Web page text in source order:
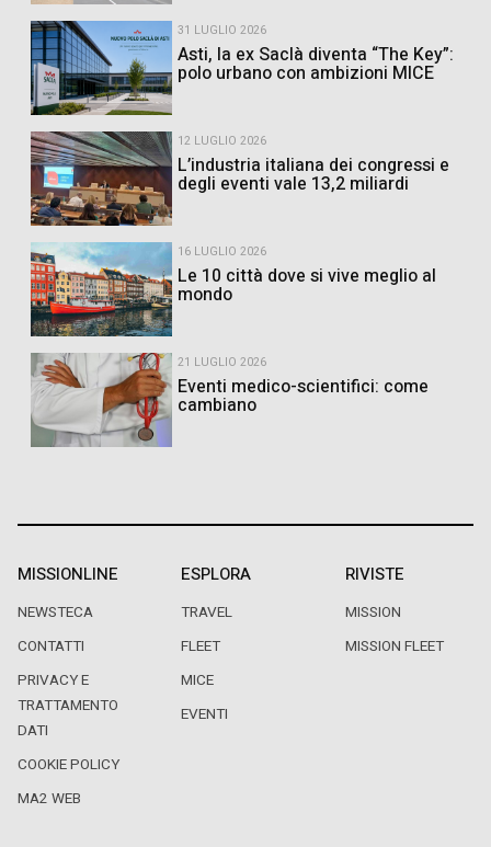
31 LUGLIO 2026
Asti, la ex Saclà diventa “The Key”:
polo urbano con ambizioni MICE
12 LUGLIO 2026
L’industria italiana dei congressi e
degli eventi vale 13,2 miliardi
16 LUGLIO 2026
Le 10 città dove si vive meglio al
mondo
21 LUGLIO 2026
Eventi medico-scientifici: come
cambiano
MISSIONLINE
NEWSTECA
CONTATTI
PRIVACY E
TRATTAMENTO
DATI
COOKIE POLICY
MA2 WEB
ESPLORA
TRAVEL
FLEET
MICE
EVENTI
RIVISTE
MISSION
MISSION FLEET